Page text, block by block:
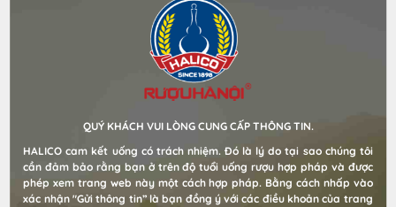
ủy quyền cho bên vận chuyển và bên vận chuyển có trách
nhiệm kiểm tra tuổi của người nhận hàng trong trường hợp
nghi ngờ về độ tuổi của người đó, bảo đảm người nhận hàng
phải từ đủ 18 tuổi trở lên khi giao hàng
toàn bộ hàng hóa kèm hóa đơn chứng từ về sản phẩm cho
Tất cả các đơn hàng đều được đóng gói sẵn sàng trước khi
vận chuyển, được niêm phong bởihalico-muaruounhanh.com
Đơn vị vận chuyển sẽ chỉ chịu trách nhiệm vận chuyển hàng
QUÝ KHÁCH VUI LÒNG CUNG CẤP THÔNG TIN.
HALICO cam kết uống có trách nhiệm. Đó là lý do tại sao chúng tôi
cần đảm bảo rằng bạn ở trên độ tuổi uống rượu hợp pháp và được
phép xem trang web này một cách hợp pháp. Bằng cách nhấp vào
xác nhận "Gửi thông tin” là bạn đồng ý với các điều khoản của trang